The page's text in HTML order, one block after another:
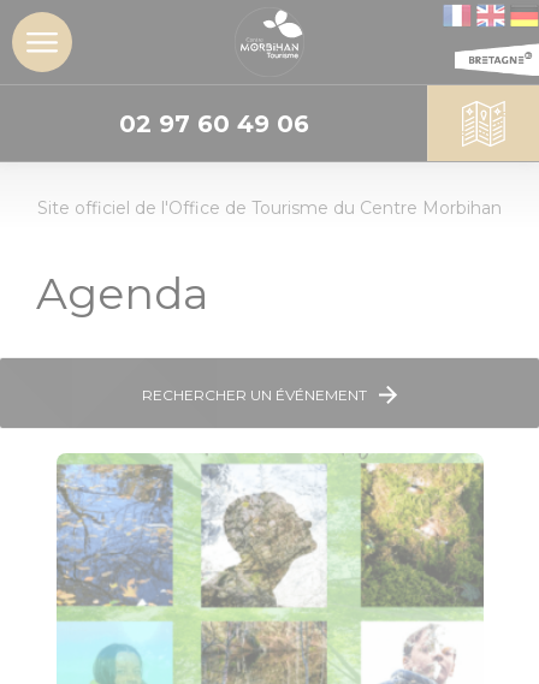
DÉCOUVRIR
L'insoupçonné
incontournables
Géants de
pierres :
menhirs et
dolmens
Patrimoine
religieux
02 97 60 49 06
Site officiel de l'Office de Tourisme du Centre Morbihan
Agenda
RECHERCHER UN ÉVÉNEMENT